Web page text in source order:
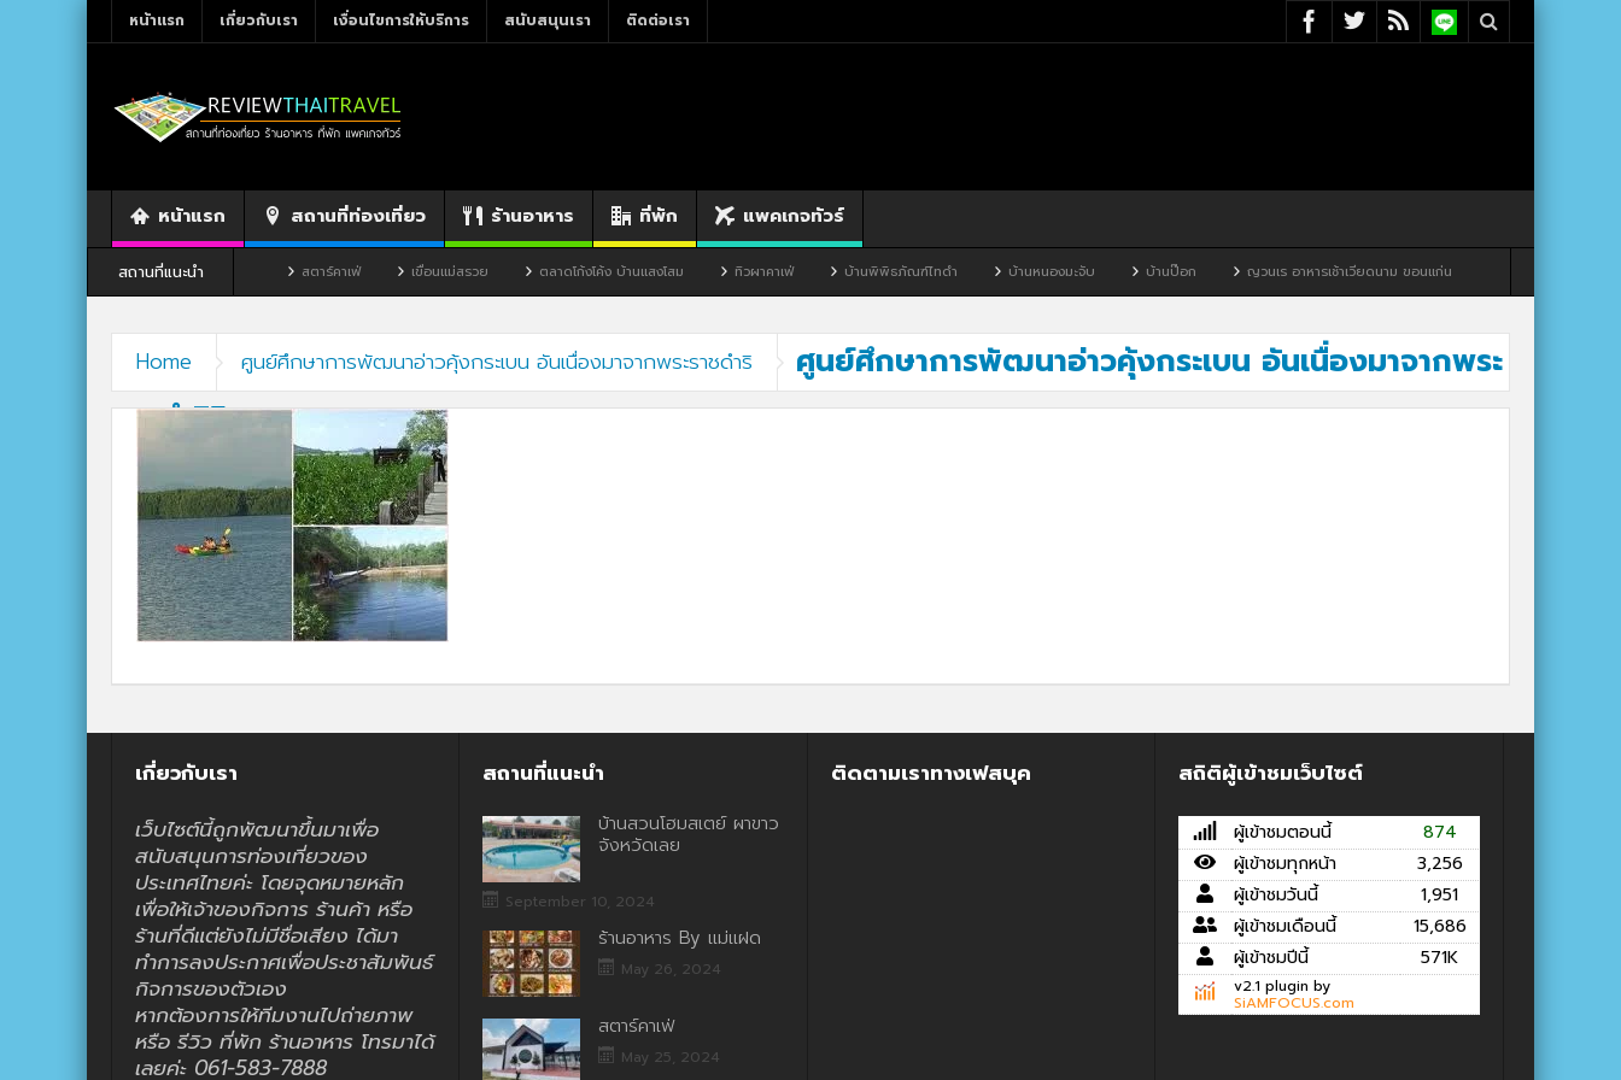
หน้าแรก เกี่ยวกับเรา เงื่อนไขการให้บริการ สนับสนุนเรา ติดต่อเรา
หน้าแรก สถานที่ท่องเที่ยว ร้านอาหาร ที่พัก แพคเกจทัวร์
สถานที่แนะนำ
ร้านอาหาร By แม่แฝด สตาร์คาเฟ่ เขื่อนแม่สรวย ตลาดโก้งโค้ง บ้านแสงโสม ทิวผาคาเฟ่ บ้านพิพิธภัณฑ์ไทดำ บ้านหนองมะจับ บ้านป๊อก ญวนเร อาหารเช้าเวียดนาม ขอนแก่น
Home ศูนย์ศึกษาการพัฒนาอ่าวคุ้งกระเบน อันเนื่องมาจากพระราชดำริ
ศูนย์ศึกษาการพัฒนาอ่าวคุ้งกระเบน อันเนื่องมาจากพระ
ราชดำริ5
เกี่ยวกับเรา
เว็บไซต์นี้ถูกพัฒนาขึ้นมาเพื่อ
สนับสนุนการท่องเที่ยวของ
ประเทศไทยค่ะ โดยจุดหมายหลัก
เพื่อให้เจ้าของกิจการ ร้านค้า หรือ
ร้านที่ดีแต่ยังไม่มีชื่อเสียง ได้มา
ทำการลงประกาศเพื่อประชาสัมพันธ์
กิจการของตัวเอง
หากต้องการให้ทีมงานไปถ่ายภาพ
หรือ รีวิว ที่พัก ร้านอาหาร โทรมาได้
เลยค่ะ 061-583-7888
สถานที่แนะนำ
บ้านสวนโฮมสเตย์ ผาขาว
จังหวัดเลย
September 10, 2024
ร้านอาหาร By แม่แฝด
May 26, 2024
สตาร์คาเฟ่
May 25, 2024
ติดตามเราทางเฟสบุค สถิติผู้เข้าชมเว็บไซต์
ผู้เข้าชมตอนนี้
874
ผู้เข้าชมทุกหน้า
3,256
ผู้เข้าชมวันนี้
1,951
ผู้เข้าชมเดือนนี้
15,686
ผู้เข้าชมปีนี้
571K
v2.1 plugin by
SiAMFOCUS.com